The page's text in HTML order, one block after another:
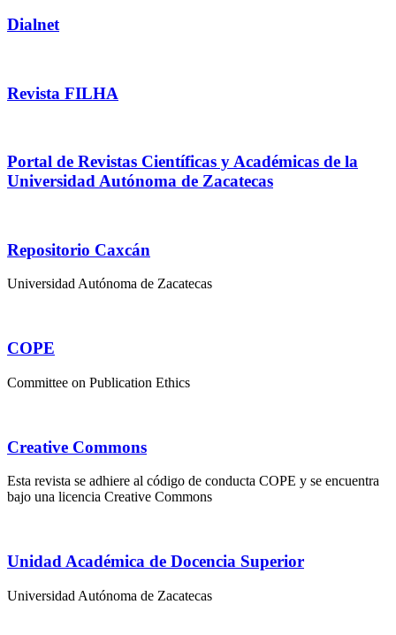
Dialnet
Revista FILHA
Portal de Revistas Científicas y Académicas de la
Universidad Autónoma de Zacatecas
Repositorio Caxcán
Universidad Autónoma de Zacatecas
COPE
Committee on Publication Ethics
Creative Commons
Esta revista se adhiere al código de conducta COPE y se encuentra
bajo una licencia Creative Commons
Unidad Académica de Docencia Superior
Universidad Autónoma de Zacatecas